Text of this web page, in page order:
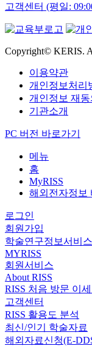
고객센터 (평일:
Copyright© KERIS.
이용약관
개인정보처리
개인정보 재동
기관소개
PC 버전 바로가기
메뉴
홈
MyRISS
해외전자정보
로그인
회원가입
학술연구정보서비
MYRISS
회원서비스
About RISS
RISS 처음 방문 이
고객센터
RISS 활용도 분석
최신/인기 학술자료
해외자료신청(E-